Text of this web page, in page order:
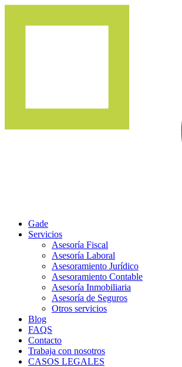
Gade
Servicios
Asesoría Fiscal
Asesoría Laboral
Asesoramiento Jurídico
Asesoramiento Contable
Asesoría Inmobiliaria
Asesoría de Seguros
Otros servicios
Blog
FAQS
Contacto
Trabaja con nosotros
CASOS LEGALES